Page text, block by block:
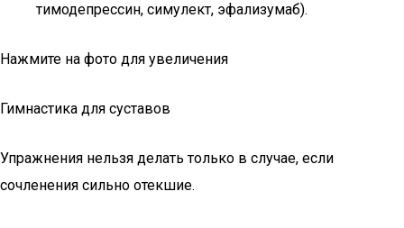
тимодепрессин, симулект, эфализумаб).
Нажмите на фото для увеличения
Гимнастика для суставов
Упражнения нельзя делать только в случае, если
сочленения сильно отекшие.